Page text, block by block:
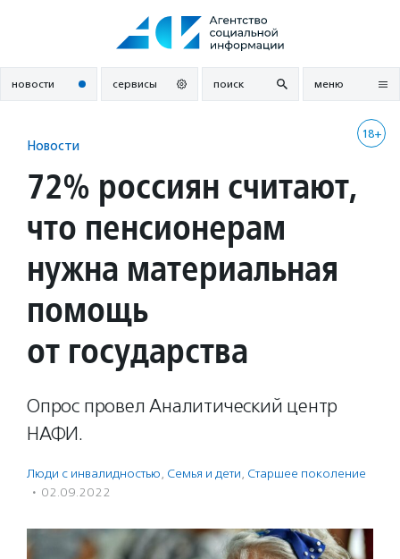
новости сервисы поиск меню
18+
Новости
72% россиян считают,
что пенсионерам
нужна материальная
помощь
от государства
Опрос провел Аналитический центр
НАФИ.
Люди с инвалидностью, Семья и дети, Старшее поколение
· 02.09.2022